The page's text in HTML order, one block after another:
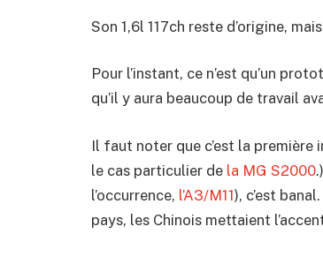
Son 1,6l 117ch reste d’origine,
Pour l’instant, ce n’est qu’un
qu’il y aura beaucoup de travail
Il faut noter que c’est la première
le cas particulier de la MG S2000
l’occurrence, l’A3/M11), c’est
pays, les Chinois mettaient